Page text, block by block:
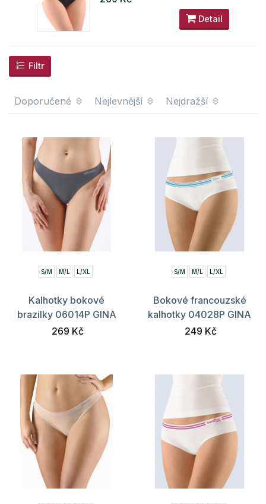
Detail
Filtr
Doporučené Nejlevnější Nejdražší
S/M M/L L/XL
Kalhotky bokové
brazilky 06014P GINA
269 Kč
S/M M/L L/XL
Bokové francouzské
kalhotky 04028P GINA
249 Kč